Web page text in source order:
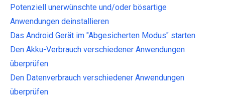
Potenziell unerwünschte und/oder bösartige
Anwendungen deinstallieren
Das Android Gerät im "Abgesicherten Modus" starten
Den Akku-Verbrauch verschiedener Anwendungen
überprüfen
Den Datenverbrauch verschiedener Anwendungen
überprüfen